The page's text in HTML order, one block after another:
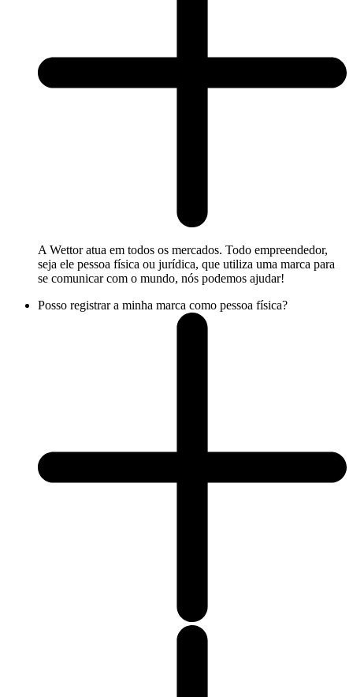
A Wettor atua em todos os mercados. Todo empreendedor,
seja ele pessoa física ou jurídica, que utiliza uma marca para
se comunicar com o mundo, nós podemos ajudar!
Posso registrar a minha marca como pessoa física?